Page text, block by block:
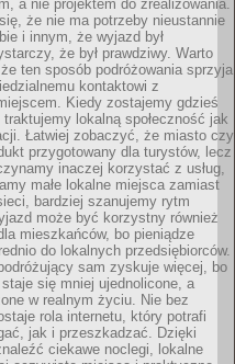
a nie projektem do zrealizowania.
że nie ma potrzeby nieustannie
i innym, że wyjazd był
że był prawdziwy. Warto
ten sposób podróżowania sprzyja
kontaktowi z
Kiedy zostajemy gdzieś
traktujemy lokalną społeczność jak
Łatwiej zobaczyć, że miasto czy
przygotowany dla turystów, lecz
inaczej korzystać z usług,
małe lokalne miejsca zamiast
bardziej szanujemy rytm
może być korzystny również
mieszkańców, bo pieniądze
do lokalnych przedsiębiorców.
sam zyskuje więcej, bo
się mniej ujednolicone, a
w realnym życiu. Nie bez
rola internetu, który potrafi
jak i przeszkadzać. Dzięki
ciekawe noclegi, lokalne